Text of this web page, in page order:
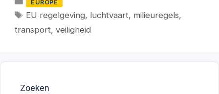
EUROPE
Tags
EU regelgeving, luchtvaart, milieuregels,
transport, veiligheid
Zoeken